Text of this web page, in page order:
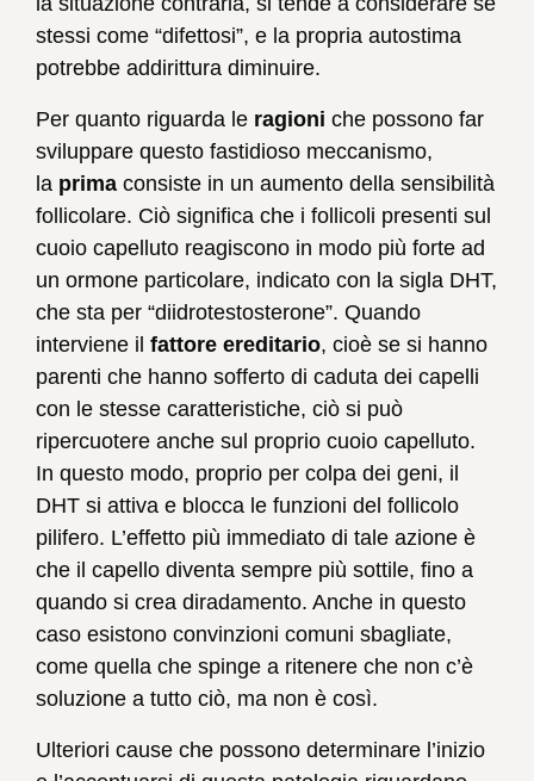
stessi come “difettosi”, e la propria autostima
potrebbe addirittura diminuire.
Per quanto riguarda le ragioni che possono far
sviluppare questo fastidioso meccanismo,
la prima consiste in un aumento della sensibilità
follicolare. Ciò significa che i follicoli presenti sul
cuoio capelluto reagiscono in modo più forte ad
un ormone particolare, indicato con la sigla DHT,
che sta per “diidrotestosterone”. Quando
interviene il fattore ereditario, cioè se si hanno
parenti che hanno sofferto di caduta dei capelli
con le stesse caratteristiche, ciò si può
ripercuotere anche sul proprio cuoio capelluto.
In questo modo, proprio per colpa dei geni, il
DHT si attiva e blocca le funzioni del follicolo
pilifero. L’effetto più immediato di tale azione è
che il capello diventa sempre più sottile, fino a
quando si crea diradamento. Anche in questo
caso esistono convinzioni comuni sbagliate,
come quella che spinge a ritenere che non c’è
soluzione a tutto ciò, ma non è così.
Ulteriori cause che possono determinare l’inizio